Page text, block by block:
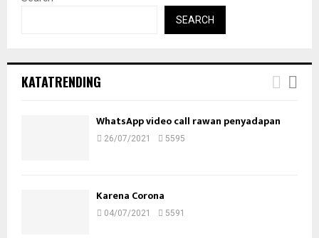
SEARCH
KATATRENDING
WhatsApp video call rawan penyadapan
26/07/2021 5595
Karena Corona
04/07/2021 5591